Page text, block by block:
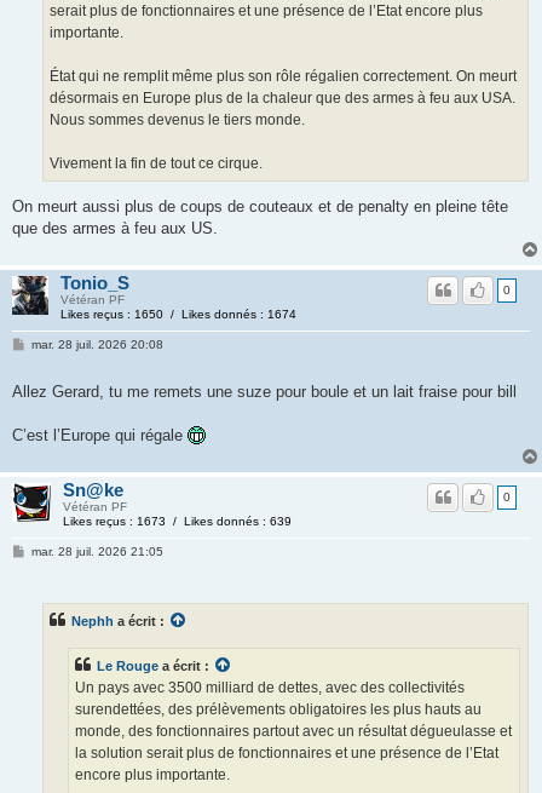
serait plus de fonctionnaires et une présence de l’Etat encore plus
importante.
État qui ne remplit même plus son rôle régalien correctement. On meurt
désormais en Europe plus de la chaleur que des armes à feu aux USA.
Nous sommes devenus le tiers monde.
Vivement la fin de tout ce cirque.
On meurt aussi plus de coups de couteaux et de penalty en pleine tête
que des armes à feu aux US.
Tonio_S
Vétéran PF
Likes reçus : 1650 / Likes donnés : 1674
0
mar. 28 juil. 2026 20:08
Allez Gerard, tu me remets une suze pour boule et un lait fraise pour bill
C’est l’Europe qui régale
Sn@ke
Vétéran PF
Likes reçus : 1673 / Likes donnés : 639
0
mar. 28 juil. 2026 21:05
Nephh a écrit :
Le Rouge a écrit :
Un pays avec 3500 milliard de dettes, avec des collectivités
surendettées, des prélèvements obligatoires les plus hauts au
monde, des fonctionnaires partout avec un résultat dégueulasse et
la solution serait plus de fonctionnaires et une présence de l’Etat
encore plus importante.